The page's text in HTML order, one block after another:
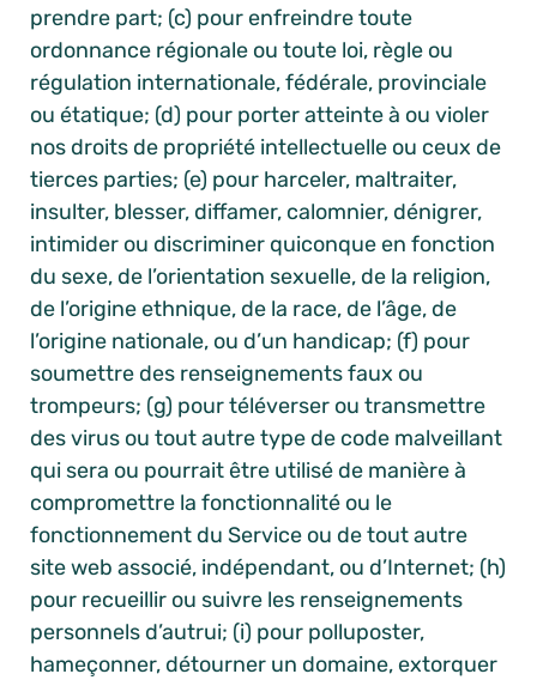
prendre part; (c) pour enfreindre toute
ordonnance régionale ou toute loi, règle ou
régulation internationale, fédérale, provinciale
ou étatique; (d) pour porter atteinte à ou violer
nos droits de propriété intellectuelle ou ceux de
tierces parties; (e) pour harceler, maltraiter,
insulter, blesser, diffamer, calomnier, dénigrer,
intimider ou discriminer quiconque en fonction
du sexe, de l’orientation sexuelle, de la religion,
de l’origine ethnique, de la race, de l’âge, de
l’origine nationale, ou d’un handicap; (f) pour
soumettre des renseignements faux ou
trompeurs; (g) pour téléverser ou transmettre
des virus ou tout autre type de code malveillant
qui sera ou pourrait être utilisé de manière à
compromettre la fonctionnalité ou le
fonctionnement du Service ou de tout autre
site web associé, indépendant, ou d’Internet; (h)
pour recueillir ou suivre les renseignements
personnels d’autrui; (i) pour polluposter,
hameçonner, détourner un domaine, extorquer